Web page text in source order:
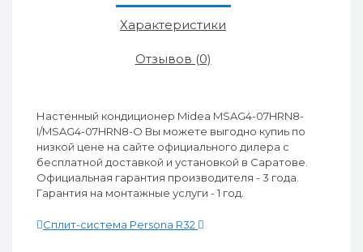
Характеристики
Отзывов (0)
Настенный кондиционер Midea MSAG4-07HRN8-
I/MSAG4-07HRN8-O Вы можете выгодно купиь по
низкой цене на сайте официального дилера с
бесплатной доставкой и установкой в Саратове.
Официальная гарантия производителя - 3 года.
Гарантия на монтажные услуги - 1 год.
Сплит-система Persona R32